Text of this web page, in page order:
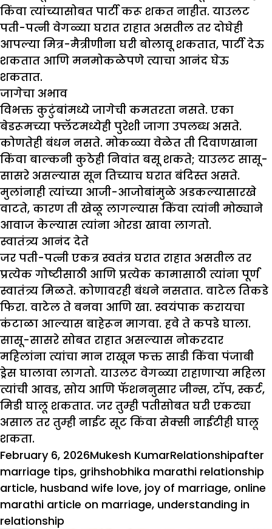
किंवा त्यांच्यासोबत पार्टी करू शकत नाहीत. याउलट
पती-पत्नी वेगळ्या घरात राहात असतील तर दोघेही
आपल्या मित्र-मैत्रीणीना घरी बोलावू शकतात, पार्टी देऊ
शकतात आणि मनमोकळेपणे त्याचा आनंद घेऊ
शकतात.
जागेचा अभाव
विभक्त कुटुंबांमध्ये जागेची कमतरता नसते. एका
बेडरूमच्या फ्लॅटमध्येही पुरेशी जागा उपलब्ध असते.
कोणतेही बंधन नसते. मोकळ्या वेळेत ती दिवाणखाना
किंवा बाल्कनी कुठेही निवांत बसू शकते; याउलट सासू-
सासरे असल्यास सून तिच्याच घरात बंदिस्त असते.
मुलांनाही त्यांच्या आजी-आजोबांमुळे अडकल्यासारखे
वाटते, कारण ती खेळू लागल्यास किंवा त्यांनी मोठ्याने
आवाज केल्यास त्यांना ओरडा खावा लागतो.
स्वातंत्र्य आनंद देते
जर पती-पत्नी एकत्र स्वतंत्र घरात राहात असतील तर
प्रत्येक गोष्टीसाठी आणि प्रत्येक कामासाठी त्यांना पूर्ण
स्वातंत्र्य मिळते. कोणावरही बंधने नसतात. वाटेल तिकडे
फिरा. वाटेल ते बनवा आणि खा. स्वयंपाक करायचा
कंटाळा आल्यास बाहेरून मागवा. हवे ते कपडे घाला.
सासू-सासरे सोबत राहात असल्यास नोकरदार
महिलांना त्यांचा मान राखून फक्त साडी किंवा पंजाबी
ड्रेस घालावा लागतो. याउलट वेगळ्या राहाणाऱ्या महिला
त्यांची आवड, सोय आणि फॅशननुसार जीन्स, टॉप, स्कर्ट,
मिडी घालू शकतात. जर तुम्ही पतीसोबत घरी एकट्या
असाल तर तुम्ही नाईट सूट किंवा सेक्सी नाईटीही घालू
शकता.
Posted
on
February 6, 2026Author
Mukesh KumarCategories
RelationshipTags
after
marriage tips, grihshobhika marathi relationship
article, husband wife love, joy of marriage, online
marathi article on marriage, understanding in
relationship